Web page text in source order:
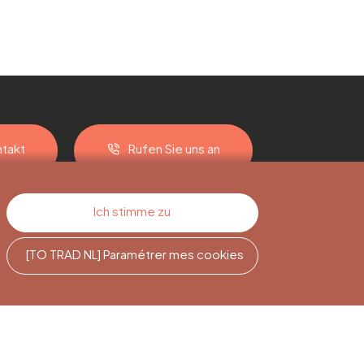
Rufen Sie uns an
Newsletter-
Ich stimme zu
[TO TRAD NL] Paramétrer mes cookies